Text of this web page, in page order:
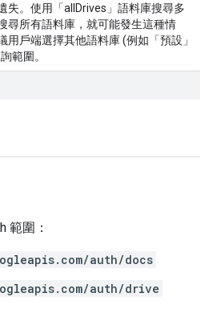
失。使用「allDrives」語料庫搜尋多
尋所有語料庫，就可能發生這種情
用戶端選擇其他語料庫 (例如「預設」
範圍。
範圍：
auth/docs
auth/drive